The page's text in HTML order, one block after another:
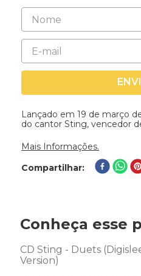
Lançado em 19 de março
do cantor Sting, vencedor
Mais Informações.
Compartilhar
Conheça esse
CD Sting - Duets
Version)